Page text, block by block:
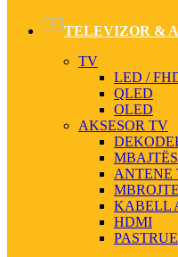
TELEVIZOR &
TV
LED /
QLED
OLED
AKSESOR TV
ANTENE
KABELL
HDMI